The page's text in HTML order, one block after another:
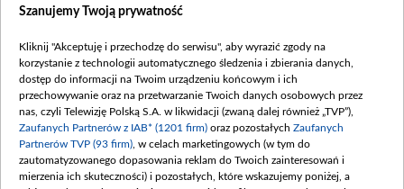
Dostępność
Procedura zgłoszeń wewnętrznych
Szanujemy Twoją prywatność
Kliknij "Akceptuję i przechodzę do serwisu", aby wyrazić zgody na
korzystanie z technologii automatycznego śledzenia i zbierania danych,
dostęp do informacji na Twoim urządzeniu końcowym i ich
przechowywanie oraz na przetwarzanie Twoich danych osobowych przez
nas, czyli Telewizję Polską S.A. w likwidacji (zwaną dalej również „TVP”),
Zaufanych Partnerów z IAB* (1201 firm) oraz pozostałych Zaufanych
Partnerów TVP (93 firm) , w celach marketingowych (w tym do
zautomatyzowanego dopasowania reklam do Twoich zainteresowań i
mierzenia ich skuteczności) i pozostałych, które wskazujemy poniżej, a